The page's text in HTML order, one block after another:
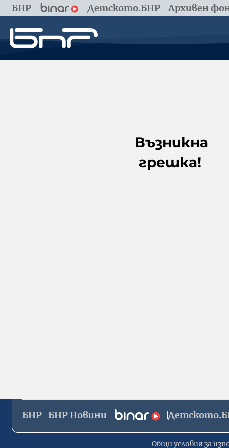
БНР Детското.БНР Архивен
Възникна
грешка!
БНР БНР Новини
Общи условия за